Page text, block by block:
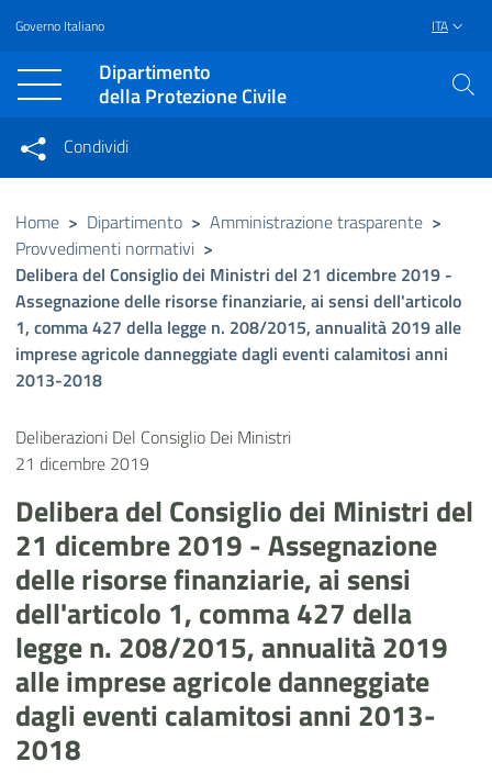
Vai al contenuto principale
Raggiungi il piè di pagina
Governo Italiano ITA
Dipartimento
della Protezione Civile
Condividi su Facebook
Condividi su Twitter
Condividi su LinkedIn
Condividi
Condividi sui social network
Home > Dipartimento > Amministrazione trasparente >
Provvedimenti normativi >
Delibera del Consiglio dei Ministri del 21 dicembre 2019 -
Assegnazione delle risorse finanziarie, ai sensi dell'articolo
1, comma 427 della legge n. 208/2015, annualità 2019 alle
imprese agricole danneggiate dagli eventi calamitosi anni
2013-2018
Deliberazioni Del Consiglio Dei Ministri
21 dicembre 2019
Delibera del Consiglio dei Ministri del
21 dicembre 2019 - Assegnazione
delle risorse finanziarie, ai sensi
dell'articolo 1, comma 427 della
legge n. 208/2015, annualità 2019
alle imprese agricole danneggiate
dagli eventi calamitosi anni 2013-
2018